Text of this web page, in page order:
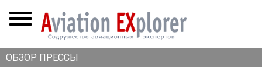
ОБЗОР ПРЕССЫ